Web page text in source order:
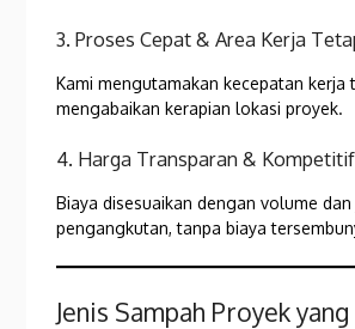
3. Proses Cepat & Area Kerja
Kami mengutamakan kecepatan kerja
mengabaikan kerapian lokasi proyek.
4. Harga Transparan & Kompetitif
Biaya disesuaikan dengan volume
pengangkutan, tanpa biaya
Jenis Sampah Proyek